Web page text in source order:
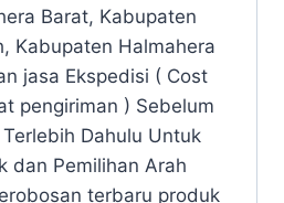
Barat, Kabupaten
Kabupaten Halmahera
jasa Ekspedisi ( Cost
pengiriman ) Sebelum
Dahulu Untuk
dan Pemilihan Arah
terbaru produk